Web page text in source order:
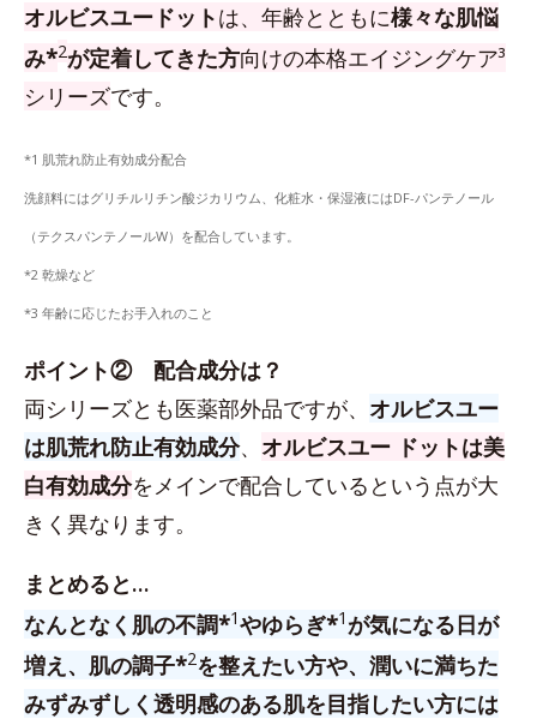
オルビスユードットは、年齢とともに様々な肌悩
み*2が定着してきた方向けの本格エイジングケア³
シリーズです。
*1 肌荒れ防止有効成分配合
洗顔料にはグリチルリチン酸ジカリウム、化粧水・保湿液にはDF-パンテノール
（テクスパンテノールW）を配合しています。
*2 乾燥など
*3 年齢に応じたお手入れのこと
ポイント② 配合成分は？
両シリーズとも医薬部外品ですが、 オルビスユー
は肌荒れ防止有効成分、 オルビスユー ドットは美
白有効成分をメインで配合しているという点が大
きく異なります。
まとめると…
なんとなく肌の不調*1やゆらぎ*1 が気になる日が
増え、肌の調子*2を整えたい方や、潤いに満ちた
みずみずしく透明感のある肌を目指したい方には